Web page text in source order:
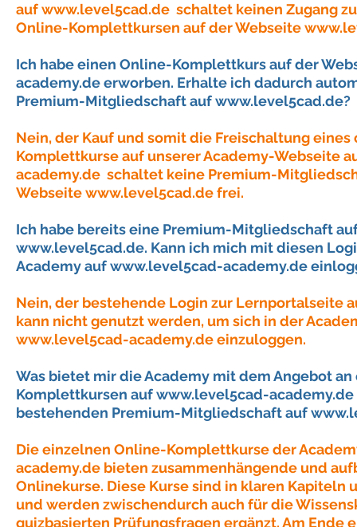
aufwww.level5cad.de schaltet keinen Zugang
Online-Komplettkursen auf der Webseite
Ich habe einen Online-Komplettkurs auf der
academy.deerworben. Erhalte ich dadurch
Premium-Mitgliedschaft aufwww.level5cad.de?
Nein, der Kauf und somit die Freischaltung
Komplettkurse auf unserer Academy-Webseite
academy.de schaltet keine Premium-
Webseitewww.level5cad.defrei.
Ich habe bereits eine Premium-Mitgliedschaft
www.level5cad.de. Kann ich mich mit diesen
Academy aufwww.level5cad-academy.de
Nein, der bestehende Login zur Lernportalseite
kann nicht genutzt werden, um sich in der
www.level5cad-academy.deeinzuloggen.
Was bietet mir die Academy mit dem Angebot
Komplettkursen aufwww.level5cad-academy.de
bestehenden Premium-Mitgliedschaft auf
Die einzelnen Online-Komplettkurse der
academy.de bieten zusammenhängende und
Onlinekurse. Diese Kurse sind in klaren
und werden zwischendurch auch für die
quizbasierten Prüfungsfragen ergänzt. Am Ende